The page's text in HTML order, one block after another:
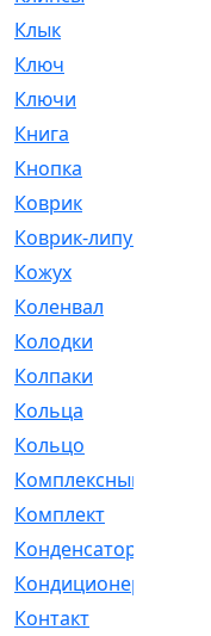
Клык
Ключ
Ключи
Книга
Кнопка
Коврик
Коврик-липучка
Кожух
Коленвал
Колодки
Колпаки
Кольца
Кольцо
Комплексный
Комплект
Конденсатор
Кондиционер
Контакт